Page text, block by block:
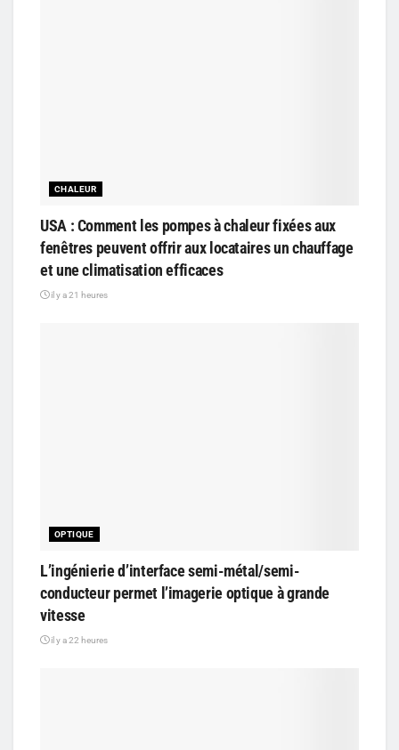
CHALEUR
USA : Comment les pompes à chaleur fixées aux
fenêtres peuvent offrir aux locataires un chauffage
et une climatisation efficaces
il y a 21 heures
OPTIQUE
L’ingénierie d’interface semi-métal/semi-
conducteur permet l’imagerie optique à grande
vitesse
il y a 22 heures